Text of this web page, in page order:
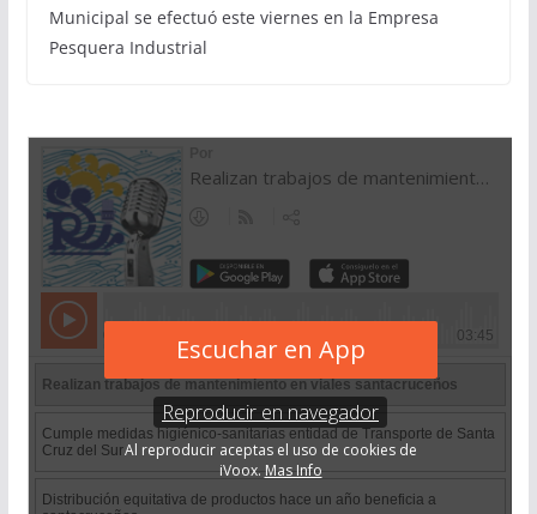
Municipal se efectuó este viernes en la Empresa
Pesquera Industrial